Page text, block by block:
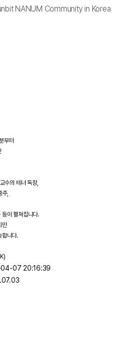
NANUM Community in Korea
부터
수의 테너 독창,
주,
등이 펼쳐집니다.
만
합니다.
04-07 20:16:39